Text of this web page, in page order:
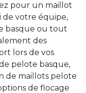
pour un maillot
votre équipe,
basque ou tout
des
lors de vos
pelote basque,
de maillots pelote
de flocage